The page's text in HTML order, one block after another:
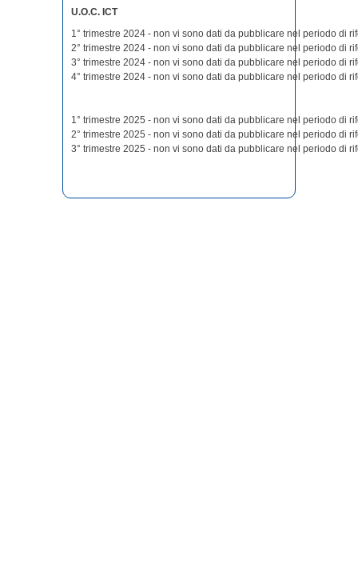
U.O.C. ICT
1° trimestre 2024 - non vi sono dati da pubblicare nel periodo di
2° trimestre 2024 - non vi sono dati da pubblicare nel periodo di
3° trimestre 2024 - non vi sono dati da pubblicare nel periodo di
4° trimestre 2024 - non vi sono dati da pubblicare nel periodo di
1° trimestre 2025 - non vi sono dati da pubblicare nel periodo di
2° trimestre 2025 - non vi sono dati da pubblicare nel periodo di
3° trimestre 2025 - non vi sono dati da pubblicare nel periodo di